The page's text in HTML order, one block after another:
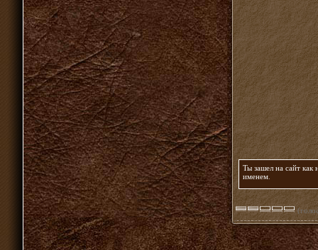
Ты зашел на сайт как
именем